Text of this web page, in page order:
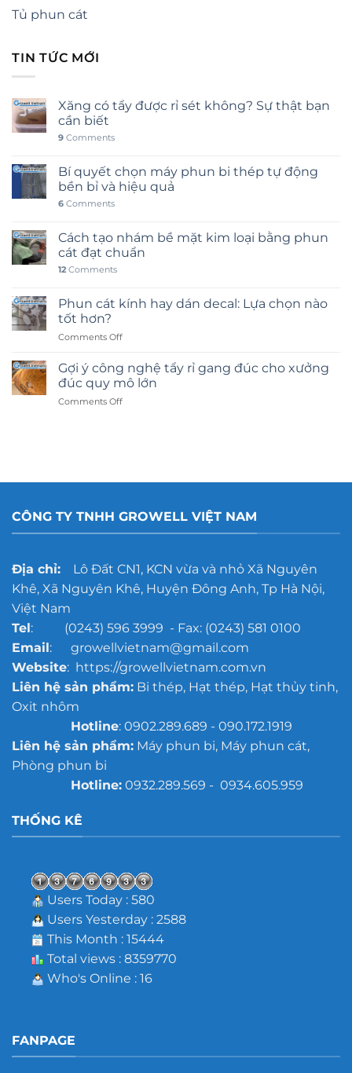
Tủ phun cát
TIN TỨC MỚI
Xăng có tẩy được rỉ sét không? Sự thật bạn
cần biết
9 Comments
Bí quyết chọn máy phun bi thép tự động
bền bỉ và hiệu quả
6 Comments
Cách tạo nhám bề mặt kim loại bằng phun
cát đạt chuẩn
12Comments
Phun cát kính hay dán decal: Lựa chọn nào
tốt hơn?
Comments Offon
cát
kính
hay
dán
hơn?
Gợi ý công nghệ tẩy rỉ gang đúc cho xưởng
đúc quy mô lớn
Comments Offon
rỉ
cho
xưởng
mô
lớn
CÔNG TY TNHH GROWELL VIỆT NAM
Địa chỉ:Lô Đất CN1, KCN vừa và nhỏ Xã Nguyên
Khê, Xã Nguyên Khê, Huyện Đông Anh, Tp Hà Nội,
Việt Nam
Tel: (0243) 596 3999 - Fax: (0243) 581 0100
Email: growellvietnam@gmail.com
Website: https://growellvietnam.com.vn
Liên hệ sản phẩm:Bi thép, Hạt thép, Hạt thủy tinh,
Oxit nhôm
Hotline: 0902.289.689 - 090.172.1919
Liên hệ sản phẩm:Máy phun bi, Máy phun cát,
Phòng phun bi
Hotline:0932.289.569 - 0934.605.959
THỐNG KÊ
Users Today : 580
Users Yesterday : 2588
This Month : 15444
Total views : 8359770
Who's Online : 16
FANPAGE